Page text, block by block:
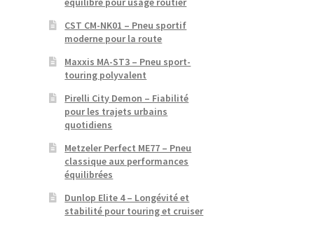
CST CM-NK01 – Pneu sportif
moderne pour la route
Maxxis MA-ST3 – Pneu sport-
touring polyvalent
Pirelli City Demon – Fiabilité
pour les trajets urbains
quotidiens
Metzeler Perfect ME77 – Pneu
classique aux performances
équilibrées
Dunlop Elite 4 – Longévité et
stabilité pour touring et cruiser